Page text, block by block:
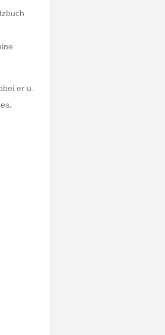
er u.
.